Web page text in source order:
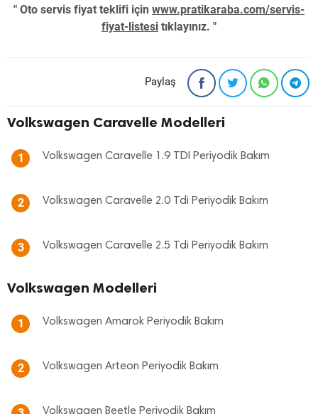
" Oto servis fiyat teklifi için www.pratikaraba.com/servis-
fiyat-listesi tıklayınız. "
Paylaş
Volkswagen Caravelle Modelleri
1 Volkswagen Caravelle 1.9 TDI Periyodik Bakım
2 Volkswagen Caravelle 2.0 Tdi Periyodik Bakım
3 Volkswagen Caravelle 2.5 Tdi Periyodik Bakım
Volkswagen Modelleri
1 Volkswagen Amarok Periyodik Bakım
2 Volkswagen Arteon Periyodik Bakım
Volkswagen Beetle Periyodik Bakım